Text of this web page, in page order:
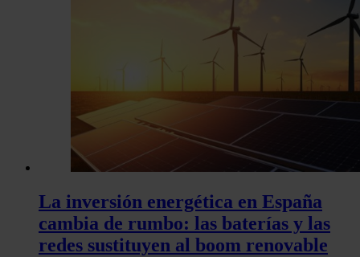
La inversión energética en España
cambia de rumbo: las baterías y las
redes sustituyen al boom renovable